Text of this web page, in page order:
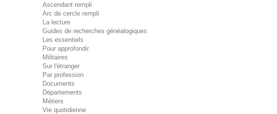
Ascendant rempli
Arc de cercle rempli
La lecture
Guides de recherches généalogiques
Les essentiels
Pour approfondir
Militaires
Sur l'étranger
Par profession
Documents
Départements
Métiers
Vie quotidienne